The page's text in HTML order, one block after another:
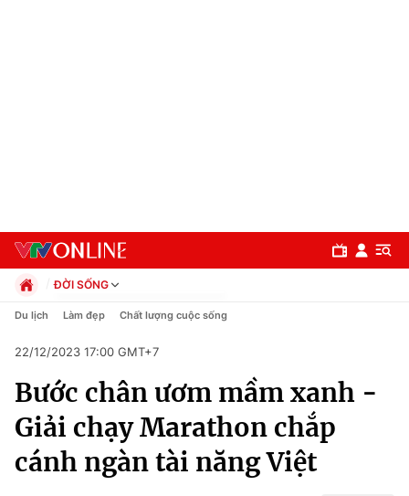
Chuyên mục
Chính trị
Xã hội
ĐỜI SỐNG
Chính trị
Pháp luật
Kinh tế
Thể thao
Truyền hình
Văn hóa - Giải trí
Du lịch Làm đẹp Chất lượng cuộc sống
22/12/2023 17:00 GMT+7
Bước chân ươm mầm xanh -
Giải chạy Marathon chắp
cánh ngàn tài năng Việt